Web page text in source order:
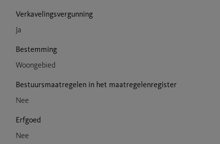
Verkavelingsvergunning
Ja
Bestemming
Woongebied
Bestuursmaatregelen in het maatregelenregister
Nee
Erfgoed
Nee